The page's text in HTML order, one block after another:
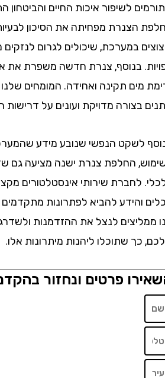
לשיפור איכות החיים והביטחון
מפחיתה את הסיכון לבעיות
במערכת, שיכולים לגרום לנזקים
בנוסף, צנרת חדשה משפרת את איכות
תקינה ואחידה. המומחים שלנו
בצורה מדויקת ועונים על דרישות
הנפשי שנובע מידע שהמערכת
החלפת צנרת ישנה מציעה גם שדרוג
שירותי אינסטלטורים
להביא לפתרונות מתקדמים
לנצל את ההזדמנות ולשדרג
שתוכלו ליהנות מיתרונות אלו.
פרטים ונחזור בהקדם